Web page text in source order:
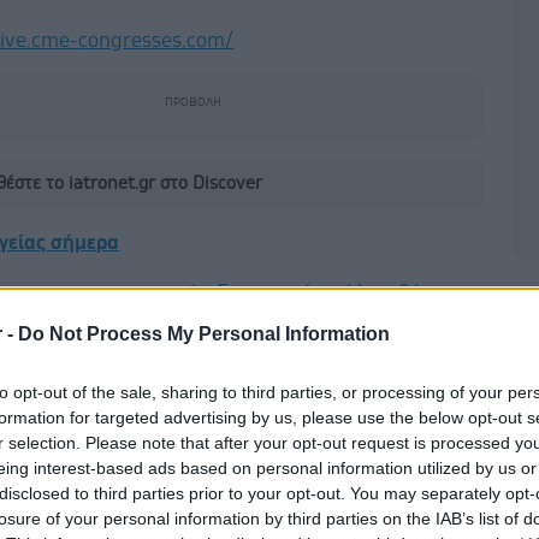
- Do Not Process My Personal Information
opt-out of the sale, sharing to third parties, or processing of your
for targeted advertising by us, please use the below opt-out
selection. Please note that after your opt-out request is processed
interest-based ads based on personal information utilized by us
to third parties prior to your opt-out. You may separately
of your personal information by third parties on the IAB’s list of
congresses.com/
το iatronet.gr στο Discover
σήμερα
για την παχυσαρκία: Σημαντική απώλεια βάρους
Mazdutide την εβδομάδα
διαβήτης και καλοκαίρι